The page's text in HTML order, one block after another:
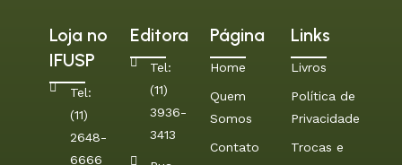
Loja no
IFUSP
Tel:
(11)
2648-
6666
Editora
Tel:
(11)
3936-
3413
Página
Home
Quem
Somos
Contato
Links
Livros
Política de
Privacidade
Trocas e